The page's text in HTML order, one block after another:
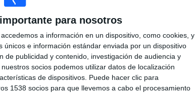
para nosotros
a información en un dispositivo, como cookies, y
e información estándar enviada por un dispositivo
de publicidad y contenido, investigación de audiencia y
socios podemos utilizar datos de localización
de dispositivos. Puede hacer clic para
1538 socios para que llevemos a cabo el procesamiento
8
1267
SIN PARTIDO
GRATUÍTO
MÁXIMO